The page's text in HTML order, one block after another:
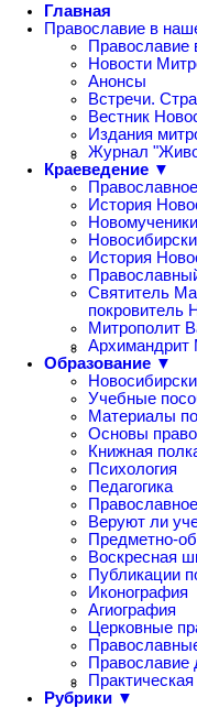
Главная
Православие в
Православие
Новости
Анонсы
Встречи.
Вестник
Издания
Журнал
Краеведение ▼
История
История
Святитель
Митрополит
Архимандрит
Образование ▼
Учебные
Материалы
Основы
Книжная
Психология
Педагогика
Веруют ли
Предметно-
Воскресная
Публикации
Иконография
Агиография
Церковные
Православие
Рубрики ▼